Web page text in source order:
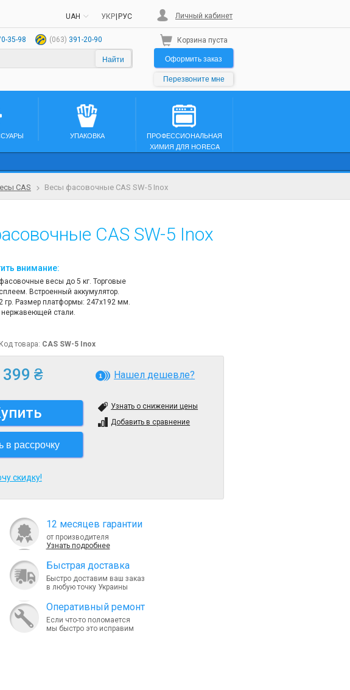
UAH РУС
УКР Личный кабинет
35-98 (063) 391-20-90
Найти
Корзина пуста
Оформить заказ
Перезвоните мне
УПАКОВКА
ПРОФЕССИОНАЛЬНАЯ
ХИМИЯ ДЛЯ HORECA
CAS Весы фасовочные CAS SW-5 Inox
CAS SW-5 Inox
внимание:
весы до 5 кг. Торговые
Встроенный аккумулятор.
гр. Размер платформы: 247х192 мм.
нержавеющей стали.
Код товара: CAS SW-5 Inox
399 ₴
в рассрочку
скидку!
Нашел дешевле?
Узнать о снижении цены
Добавить в сравнение
12 месяцев гарантии
от производителя
Узнать подробнее
Быcтрая доставка
Быстро доставим ваш заказ
в любую точку Украины
Оперативный ремонт
Если что-то поломается
мы быстро это исправим